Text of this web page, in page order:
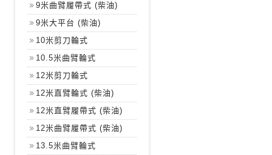
9米曲臂履帶式 (柴油)
9米大平台 (柴油)
10米剪刀輪式
10.5米曲臂輪式
12米剪刀輪式
12米直臂輪式 (柴油)
12米直臂履帶式 (柴油)
12米曲臂履帶式 (柴油)
13.5米曲臂輪式